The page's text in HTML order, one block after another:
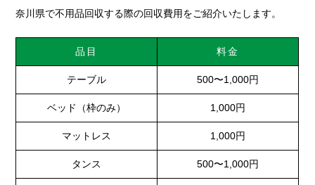
奈川県で不用品回収する際の回収費用をご紹介いたします。
品目 料金
テーブル 500〜1,000円
ベッド（枠のみ） 1,000円
マットレス 1,000円
タンス 500〜1,000円